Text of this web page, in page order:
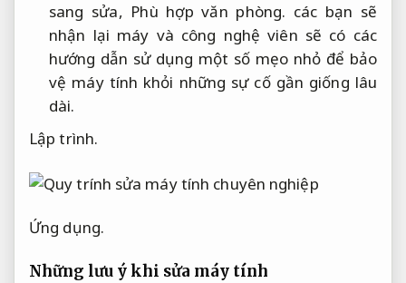
sang sửa, Phù hợp văn phòng. các bạn sẽ
nhận lại máy và công nghệ viên sẽ có các
hướng dẫn sử dụng một số mẹo nhỏ để bảo
vệ máy tính khỏi những sự cố gần giống lâu
dài.
Lập trình.
Ứng dụng.
Những lưu ý khi sửa máy tính